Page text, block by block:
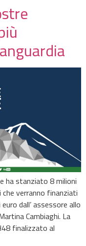
ha stanziato 8 milioni
verranno finanziati
dall’ assessore allo
Cambiaghi. La
finalizzato al